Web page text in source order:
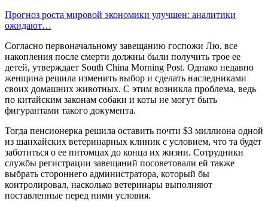
Прогноз роста мировой экономики улучшен: аналитики
ожидают…
Согласно первоначальному завещанию госпожи Лю, все
накопления после смерти должны были получить трое ее
детей, утверждает South China Morning Post. Однако недавно
женщина решила изменить выбор и сделать наследниками
своих домашних животных. С этим возникла проблема, ведь
по китайским законам собаки и коты не могут быть
фигурантами такого документа.
Тогда пенсионерка решила оставить почти $3 миллиона одной
из шанхайских ветеринарных клиник с условием, что та будет
заботиться о ее питомцах до конца их жизни. Сотрудники
службы регистрации завещаний посоветовали ей также
выбрать стороннего администратора, который бы
контролировал, насколько ветеринары выполняют
поставленные перед ними условия.